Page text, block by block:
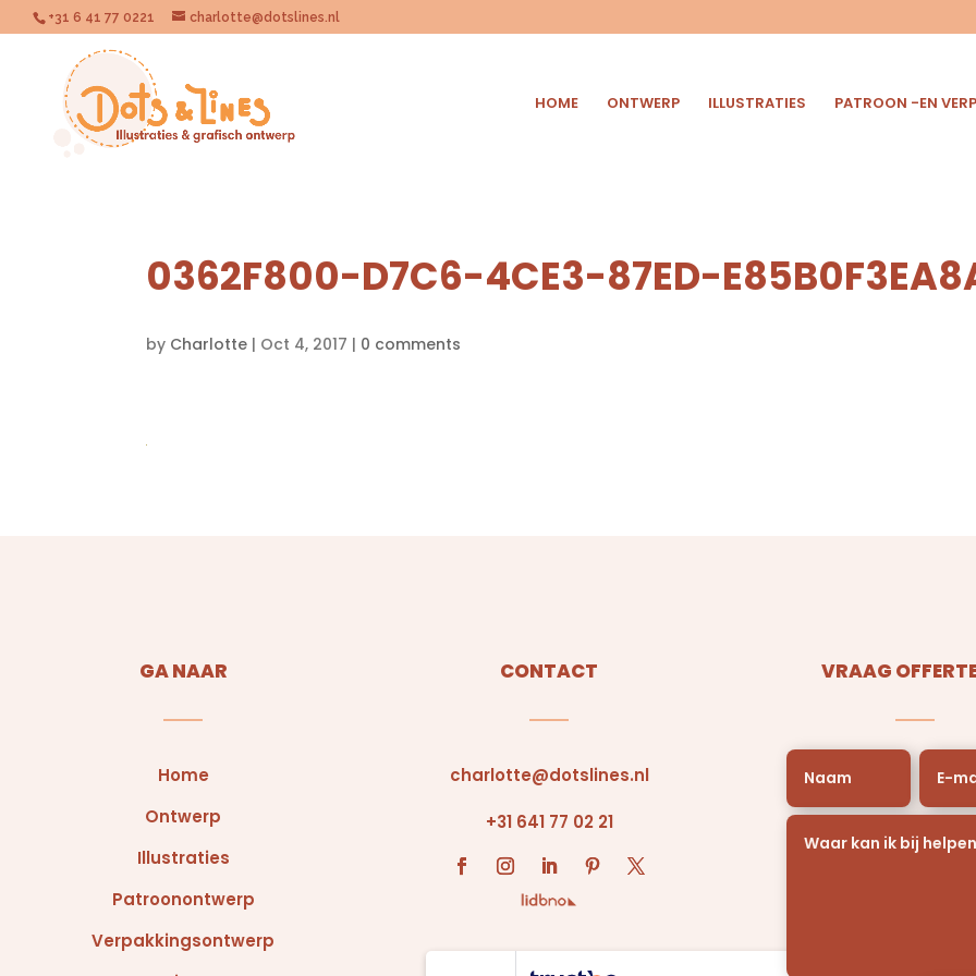
+31 6 41 77 0221 charlotte@dotslines.nl
HOME ONTWERP ILLUSTRATIES PATROON -EN
0362F800-D7C6-4CE3-87ED-
by Charlotte | Oct 4, 2017 | 0 comments
GA NAAR
Home
Ontwerp
Illustraties
Patroonontwerp
Verpakkingsontwerp
CONTACT
charlotte@dotslines.nl
+31 641 77 02 21
VRAAG